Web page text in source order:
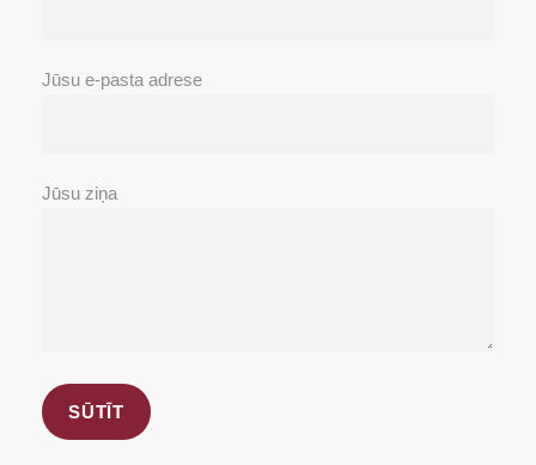
Jūsu e-pasta adrese
Jūsu ziņa